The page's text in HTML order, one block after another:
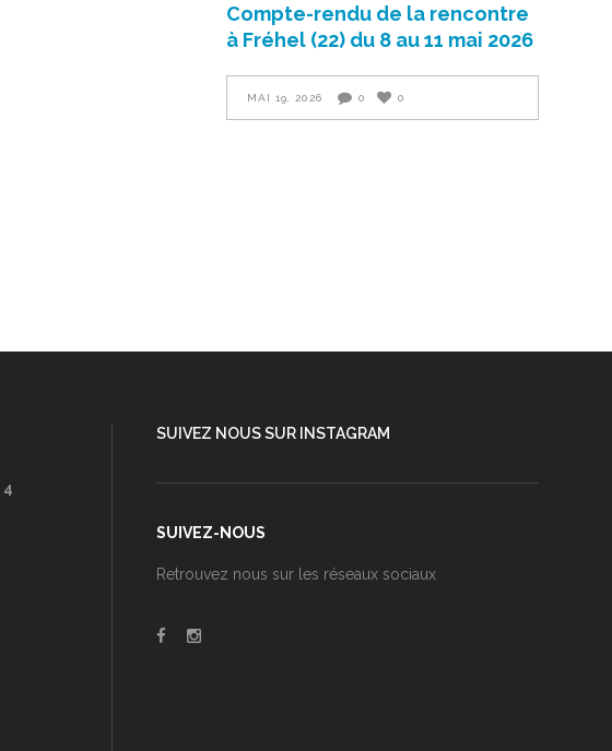
Compte-rendu de la rencontre
à Fréhel (22) du 8 au 11 mai 2026
MAI 19, 2026 0 0
SUIVEZ NOUS SUR INSTAGRAM
SUIVEZ-NOUS
Retrouvez nous sur les réseaux sociaux